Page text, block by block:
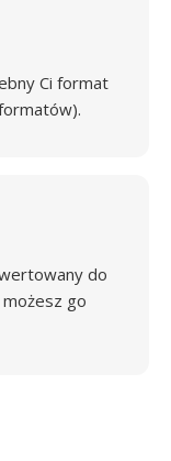
Ci format
do
go